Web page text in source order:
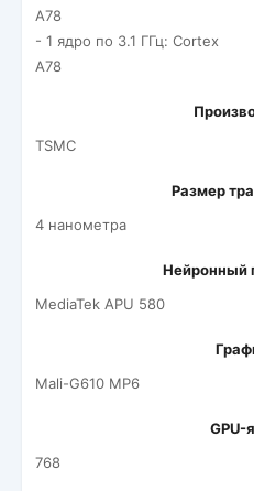
A78
- 1 ядро по 3.1 ГГц: Cortex
A78
TSMC
Размер
4 нанометра
Нейронный
MediaTek APU 580
Mali-G610 MP6
GPU-
768